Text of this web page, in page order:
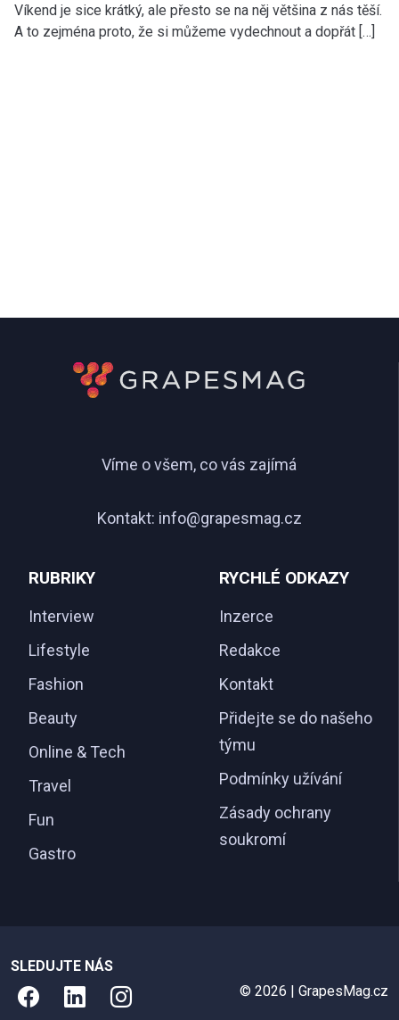
Víkend je sice krátký, ale přesto se na něj většina z nás těší.
A to zejména proto, že si můžeme vydechnout a dopřát […]
Víme o všem, co vás zajímá
Kontakt: info@grapesmag.cz
RUBRIKY
Interview
Lifestyle
Fashion
Beauty
Online & Tech
Travel
Fun
Gastro
RYCHLÉ ODKAZY
Inzerce
Redakce
Kontakt
Přidejte se do našeho
týmu
Podmínky užívání
Zásady ochrany
soukromí
SLEDUJTE NÁS
© 2026 | GrapesMag.cz